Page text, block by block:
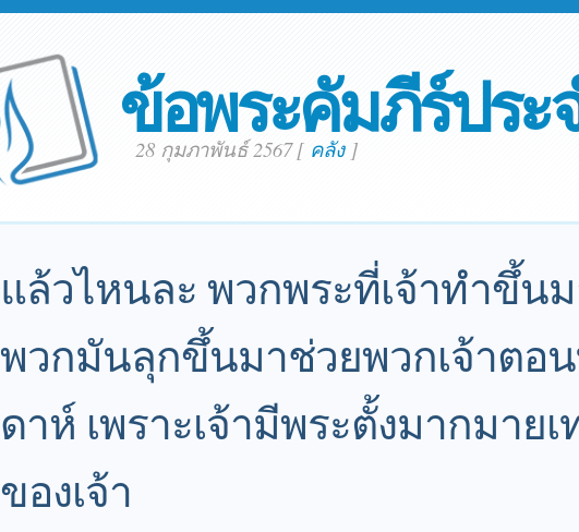
ข้อพระคัมภีร์ประ
28 กุมภาพันธ์ 2567[ คลัง]
แล้วไหนละ พวกพระที่เจ้าทำขึ้น
พวกมันลุกขึ้นมาช่วยพวกเจ้าตอ
ดาห์ เพราะเจ้ามีพระตั้งมากมาย
ของเจ้า